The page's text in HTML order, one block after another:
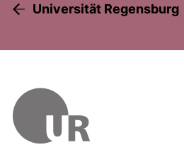
Universität Regensburg